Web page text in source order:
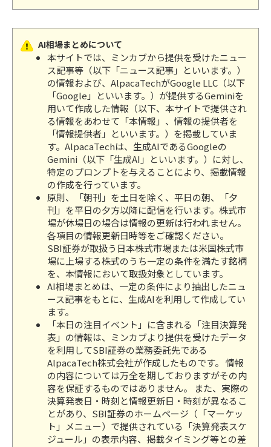
AI相場まとめについて
本サイトでは、ミンカブから提供を受けたニュー
ス記事等（以下「ニュース記事」といいます。）
の情報および、AlpacaTechがGoogle LLC（以下
「Google」といいます。）が提供するGeminiを
用いて作成した情報（以下、本サイトで提供され
る情報をあわせて「本情報」、情報の提供者を
「情報提供者」といいます。）を掲載していま
す。AlpacaTechは、生成AIであるGoogleの
Gemini（以下「生成AI」といいます。）に対し、
特定のプロンプトを与えることにより、掲載情報
の作成を行っています。
原則、「朝刊」を土日を除く、平日の朝、「夕
刊」を平日の夕方以降に配信を行います。株式市
場が休場日の場合は情報の更新は行われません。
各項目の情報更新日時等をご確認ください。
SBI証券が取扱う日本株式市場または米国株式市
場に上場する株式のうち一定の条件を満たす銘柄
を、本情報において取扱対象としています。
AI相場まとめは、一定の条件により抽出したニュ
ース記事をもとに、生成AIを利用して作成してい
ます。
「本日の注目イベント」に含まれる「注目決算発
表」の情報は、ミンカブより提供を受けたデータ
を利用してSBI証券の業務委託先である
AlpacaTech株式会社が作成したものです。 情報
の内容については万全を期しておりますがその内
容を保証するものではありません。 また、実際の
決算発表日・時刻と情報更新日・時刻が異なるこ
とがあり、SBI証券のホームページ（「マーケッ
ト」メニュー）で提供されている「決算発表スケ
ジュール」の表示内容、掲載タイミング等との差